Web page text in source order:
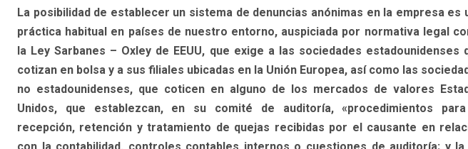
La posibilidad de establecer un sistema de denuncias anónimas en la empresa es
práctica habitual en países de nuestro entorno, auspiciada por normativa legal
la Ley Sarbanes – Oxley de EEUU, que exige a las sociedades estadounidenses
cotizan en bolsa y a sus filiales ubicadas en la Unión Europea, así como las
no estadounidenses, que coticen en alguno de los mercados de valores
Unidos, que establezcan, en su comité de auditoría, «procedimientos
recepción, retención y tratamiento de quejas recibidas por el causante en
con la contabilidad, controles contables internos o cuestiones de auditoría; y